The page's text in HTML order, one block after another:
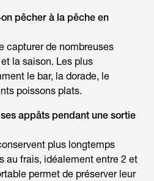
pêcher à la pêche en
capturer de nombreuses
la saison. Les plus
le bar, la dorade, le
poissons plats.
appâts pendant une sortie
plus longtemps
au frais, idéalement entre 2 et
permet de préserver leur